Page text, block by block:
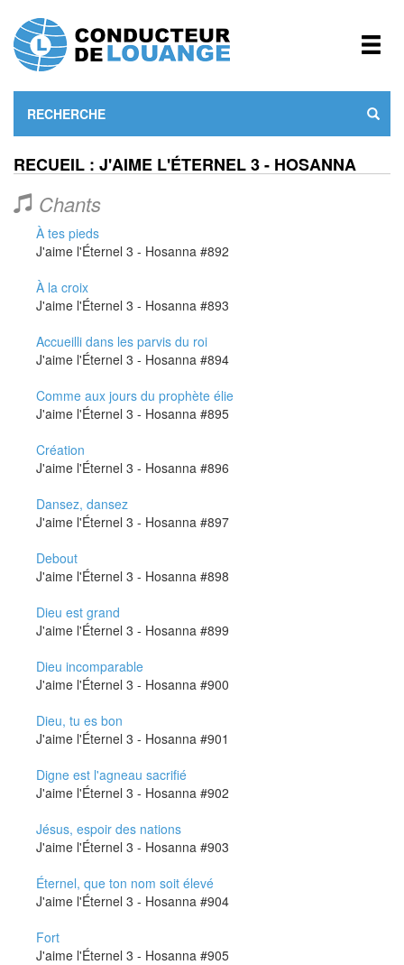
RECUEIL : J'AIME L'ÉTERNEL 3 - HOSANNA
Chants
À tes pieds
J'aime l'Éternel 3 - Hosanna #892
À la croix
J'aime l'Éternel 3 - Hosanna #893
Accueilli dans les parvis du roi
J'aime l'Éternel 3 - Hosanna #894
Comme aux jours du prophète élie
J'aime l'Éternel 3 - Hosanna #895
Création
J'aime l'Éternel 3 - Hosanna #896
Dansez, dansez
J'aime l'Éternel 3 - Hosanna #897
Debout
J'aime l'Éternel 3 - Hosanna #898
Dieu est grand
J'aime l'Éternel 3 - Hosanna #899
Dieu incomparable
J'aime l'Éternel 3 - Hosanna #900
Dieu, tu es bon
J'aime l'Éternel 3 - Hosanna #901
Digne est l'agneau sacrifié
J'aime l'Éternel 3 - Hosanna #902
Jésus, espoir des nations
J'aime l'Éternel 3 - Hosanna #903
Éternel, que ton nom soit élevé
J'aime l'Éternel 3 - Hosanna #904
Fort
J'aime l'Éternel 3 - Hosanna #905